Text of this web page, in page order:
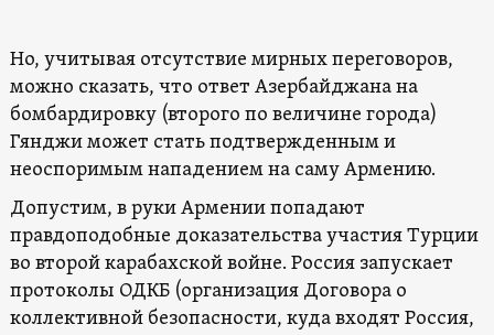
Но, учитывая отсутствие мирных переговоров,
можно сказать, что ответ Азербайджана на
бомбардировку (второго по величине города)
Гянджи может стать подтвержденным и
неоспоримым нападением на саму Армению.
Допустим, в руки Армении попадают
правдоподобные доказательства участия Турции
во второй карабахской войне. Россия запускает
протоколы ОДКБ (организация Договора о
коллективной безопасности, куда входят Россия,